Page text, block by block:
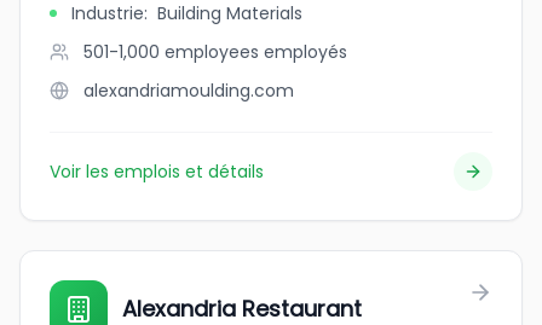
Industrie: Building Materials
501-1,000 employees employés
alexandriamoulding.com
Voir les emplois et détails
Alexandria Restaurant